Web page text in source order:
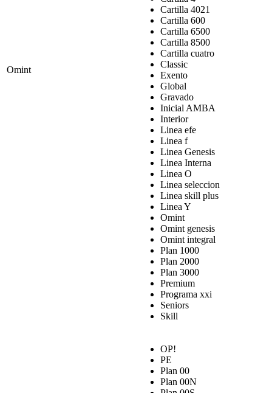
Omint
Cartilla 4021
Cartilla 600
Cartilla 6500
Cartilla 8500
Cartilla cuatro
Classic
Exento
Global
Gravado
Inicial AMBA
Interior
Linea efe
Linea f
Linea Genesis
Linea Interna
Linea O
Linea seleccion
Linea skill plus
Linea Y
Omint
Omint genesis
Omint integral
Plan 1000
Plan 2000
Plan 3000
Premium
Programa xxi
Seniors
Skill
OP!
PE
Plan 00
Plan 00N